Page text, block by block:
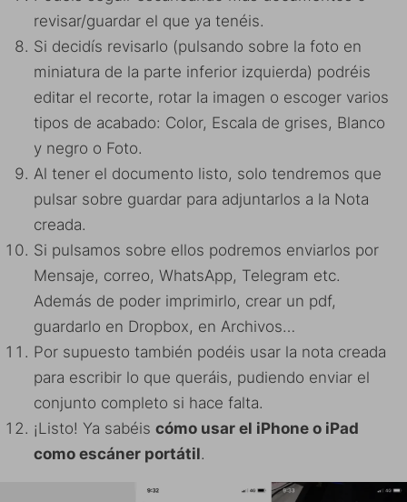
revisar/guardar el que ya tenéis.
Si decidís revisarlo (pulsando sobre la foto en
miniatura de la parte inferior izquierda) podréis
editar el recorte, rotar la imagen o escoger varios
tipos de acabado: Color, Escala de grises, Blanco
y negro o Foto.
Al tener el documento listo, solo tendremos que
pulsar sobre guardar para adjuntarlos a la Nota
creada.
Si pulsamos sobre ellos podremos enviarlos por
Mensaje, correo, WhatsApp, Telegram etc.
Además de poder imprimirlo, crear un pdf,
guardarlo en Dropbox, en Archivos…
Por supuesto también podéis usar la nota creada
para escribir lo que queráis, pudiendo enviar el
conjunto completo si hace falta.
¡Listo! Ya sabéis cómo usar el iPhone o iPad
como escáner portátil.